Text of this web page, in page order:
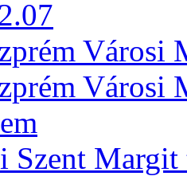
Városi
Városi
Szent